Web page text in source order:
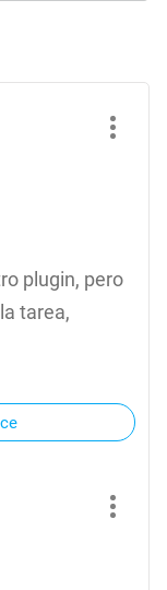
plugin, pero
tarea,